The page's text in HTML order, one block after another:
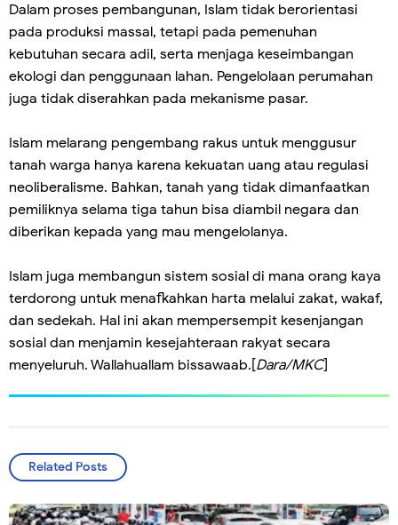
Dalam proses pembangunan, Islam tidak berorientasi
pada produksi massal, tetapi pada pemenuhan
kebutuhan secara adil, serta menjaga keseimbangan
ekologi dan penggunaan lahan. Pengelolaan perumahan
juga tidak diserahkan pada mekanisme pasar.
Islam melarang pengembang rakus untuk menggusur
tanah warga hanya karena kekuatan uang atau regulasi
neoliberalisme. Bahkan, tanah yang tidak dimanfaatkan
pemiliknya selama tiga tahun bisa diambil negara dan
diberikan kepada yang mau mengelolanya.
Islam juga membangun sistem sosial di mana orang kaya
terdorong untuk menafkahkan harta melalui zakat, wakaf,
dan sedekah. Hal ini akan mempersempit kesenjangan
sosial dan menjamin kesejahteraan rakyat secara
menyeluruh. Wallahuallam bissawaab.[Dara/MKC]
Related Posts